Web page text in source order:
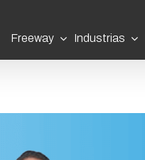
Freeway Industrias